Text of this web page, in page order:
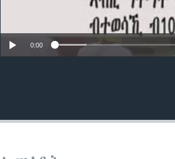
0:00